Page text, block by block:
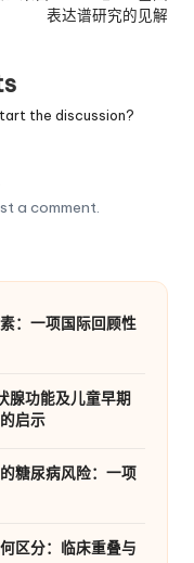
表达谱研究的见解
the discussion?
a comment.
：一项国际回顾性
腺功能及儿童早期
启示
糖尿病风险：一项
区分：临床重叠与